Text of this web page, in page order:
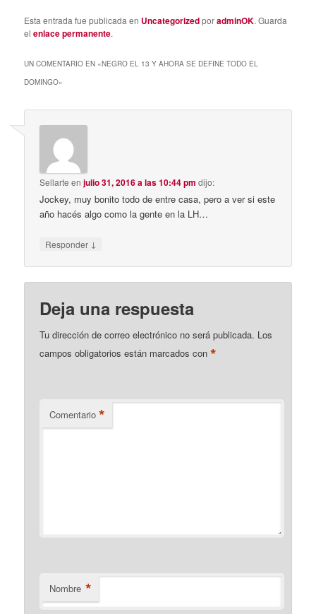
Esta entrada fue publicada en UncategorizedporadminOK. Guarda
elenlace permanente.
UN COMENTARIO EN «NEGRO EL 13 Y AHORA SE DEFINE TODO EL
DOMINGO»
Sellarte enjulio 31, 2016 a las 10:44 pm dijo:
Jockey, muy bonito todo de entre casa, pero a ver si este
año hacés algo como la gente en la LH…
Responder ↓
Deja una respuesta
Tu dirección de correo electrónico no será publicada. Los
campos obligatorios están marcados con*
Comentario *
Nombre *